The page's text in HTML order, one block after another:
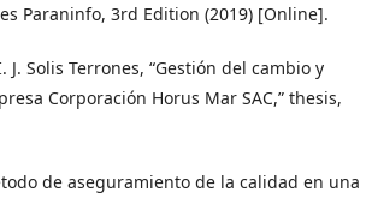
Paraninfo, 3rd Edition (2019) [Online].
J. Solis Terrones, “Gestión del cambio y
Corporación Horus Mar SAC,” thesis,
de aseguramiento de la calidad en una